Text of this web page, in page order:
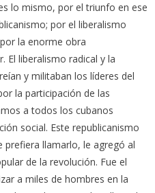
lo mismo, por el triunfo en ese
por el libe­ralismo
la enorme obra
El liberalismo radical y la
y militaban los líderes del
la participación de las
a todos los cubanos
social. Este republicanismo
llamarlo, le agregó al
de la revolución. Fue el
a miles de hombres en la